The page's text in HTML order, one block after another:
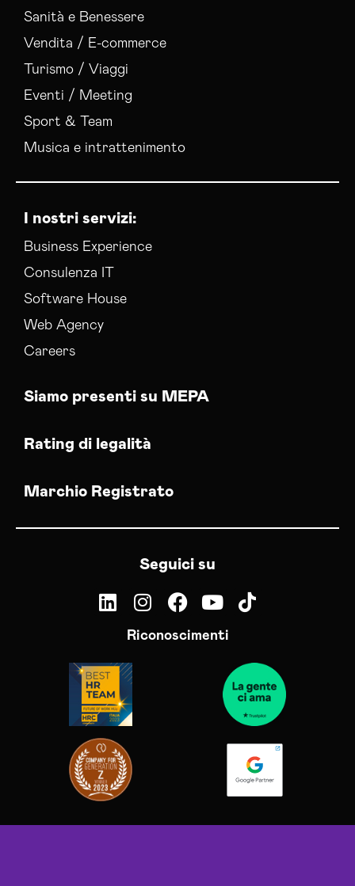
Sanità e Benessere
Vendita / E-commerce
Turismo / Viaggi
Eventi / Meeting
Sport & Team
Musica e intrattenimento
I nostri servizi:
Business Experience
Consulenza IT
Software House
Web Agency
Careers
Siamo presenti su MEPA
Rating di legalità
Marchio Registrato
Seguici su
Riconoscimenti